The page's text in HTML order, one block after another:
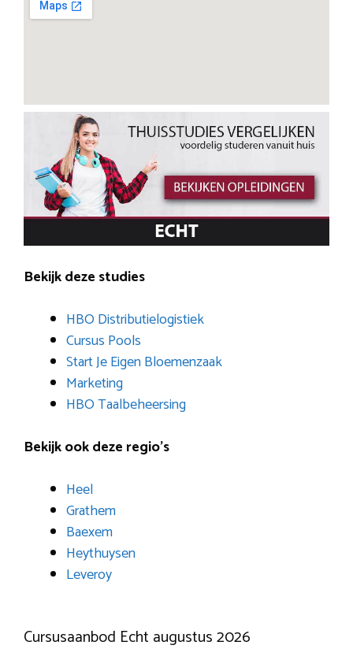
Bekijk deze studies
HBO Distributielogistiek
Cursus Pools
Start Je Eigen Bloemenzaak
Marketing
HBO Taalbeheersing
Bekijk ook deze regio’s
Heel
Grathem
Baexem
Heythuysen
Leveroy
Cursusaanbod Echt augustus 2026